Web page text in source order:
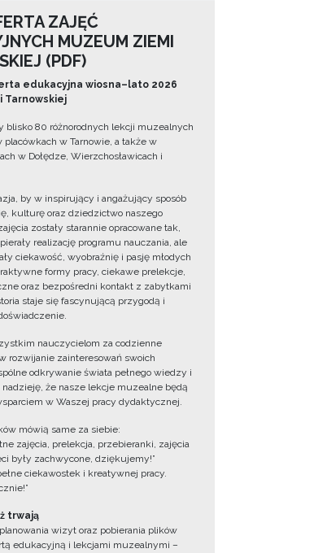
ZAJĘĆ
MUZEUM ZIEMI
(PDF)
edukacyjna wiosna–lato 2026
Tarnowskiej
blisko 80 różnorodnych lekcji muzealnych
placówkach w Tarnowie, a także w
w Dołędze, Wierzchosławicach i
by w inspirujący i angażujący sposób
kulturę oraz dziedzictwo naszego
zostały starannie opracowane tak,
realizację programu nauczania, ale
ciekawość, wyobraźnię i pasję młodych
formy pracy, ciekawe prelekcje,
oraz bezpośredni kontakt z zabytkami
staje się fascynującą przygodą i
nauczycielom za codzienne
rozwijanie zainteresowań swoich
odkrywanie świata pełnego wiedzy i
nadzieję, że nasze lekcje muzealne będą
w Waszej pracy dydaktycznej.
mówią same za siebie:
zajęcia, prelekcja, przebieranki, zajęcia
były zachwycone, dziękujemy!”
ciekawostek i kreatywnej pracy.
trwają
wizyt oraz pobierania plików
edukacyjną i lekcjami muzealnymi –